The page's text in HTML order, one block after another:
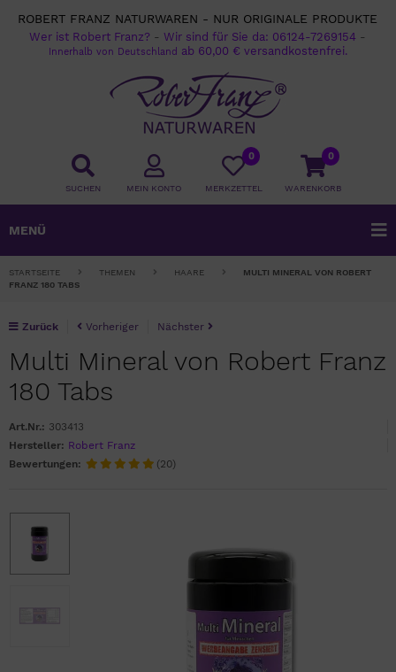
ROBERT FRANZ NATURWAREN - NUR ORIGINALE PRODUKTE
Wer ist Robert Franz? -Wir sind für Sie da: 06124-7269154 -
Innerhalb von Deutschland ab 60,00 € versandkostenfrei.
SUCHEN
0
WARENKORB
0
MERKZETTEL
MEIN KONTO
MENÜ
STARTSEITE THEMEN HAARE
MULTI MINERAL VON ROBERT
FRANZ 180 TABS
Multi Mineral von Robert Franz
180 Tabs
Art.Nr.: 303413
Hersteller: Robert Franz
Bewertungen:
(20)
Zurück Vorheriger Nächster